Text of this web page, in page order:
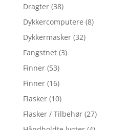
Dragter (38)
Dykkercomputere (8)
Dykkermasker (32)
Fangstnet (3)
Finner (53)
Finner (16)
Flasker (10)
Flasker / Tilbehør (27)